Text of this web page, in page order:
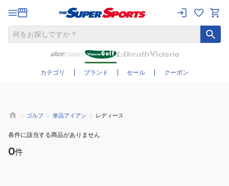
カテゴリ ブランド セール クーポン
さらに絞り込む
ゴルフ 単品アイアン レディース
条件に該当する商品がありません
0件